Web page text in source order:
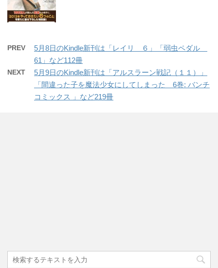
PREV
5月8日のKindle新刊は「レイリ ６」「弱虫ペダル
61」など112冊
NEXT
5月9日のKindle新刊は「アルスラーン戦記（１１）」
「間違った子を魔法少女にしてしまった 6巻: バンチ
コミックス 」など219冊